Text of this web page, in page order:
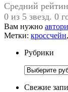
Средний
0 из 5 звезд. 0
Вам нужно
Метки: кроссчейн,
Рубрики
Рубрики
Свежие